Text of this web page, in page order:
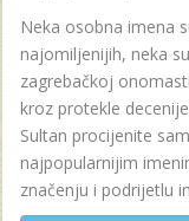
Neka osobna imena
najomiljenijih, neka
zagrebačkoj
kroz protekle
Sultan procijenite
najpopularnijim
značenju i podrijetlu